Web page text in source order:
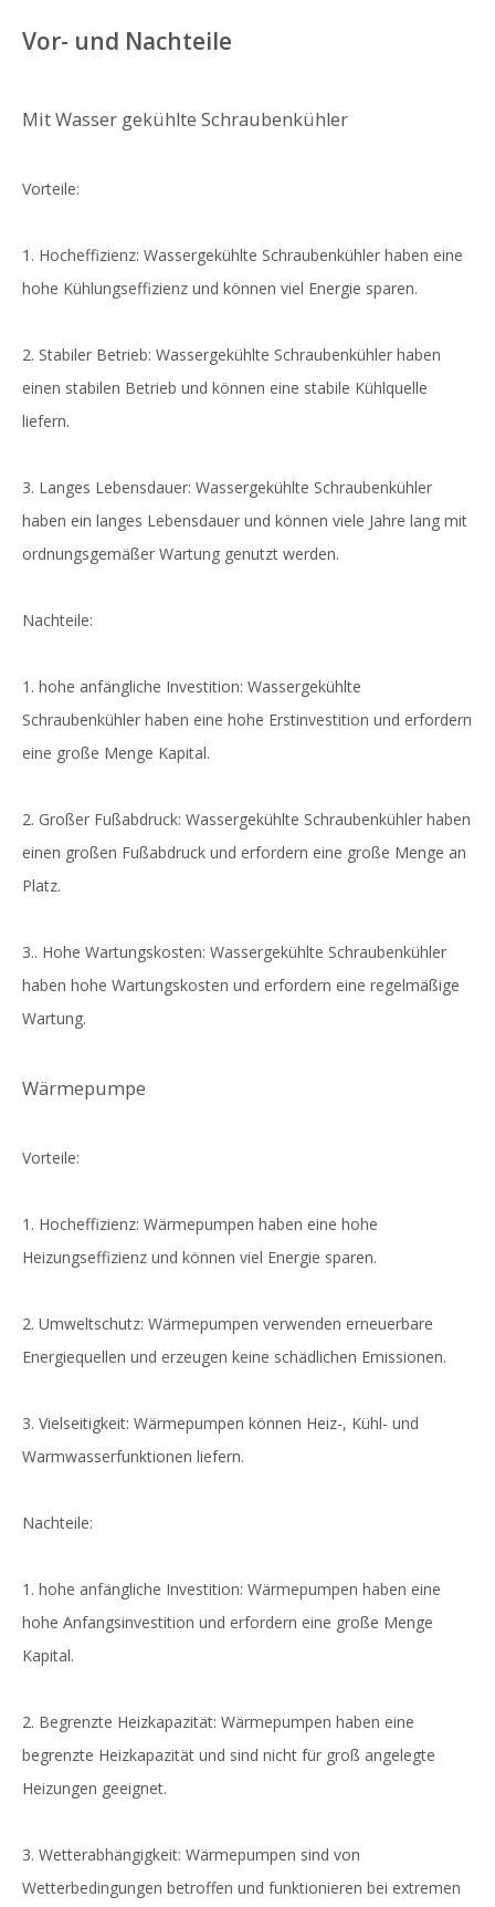
Vor- und Nachteile
Mit Wasser gekühlte Schraubenkühler
Vorteile:
1. Hocheffizienz: Wassergekühlte Schraubenkühler haben eine
hohe Kühlungseffizienz und können viel Energie sparen.
2. Stabiler Betrieb: Wassergekühlte Schraubenkühler haben
einen stabilen Betrieb und können eine stabile Kühlquelle
liefern.
3. Langes Lebensdauer: Wassergekühlte Schraubenkühler
haben ein langes Lebensdauer und können viele Jahre lang mit
ordnungsgemäßer Wartung genutzt werden.
Nachteile:
1. hohe anfängliche Investition: Wassergekühlte
Schraubenkühler haben eine hohe Erstinvestition und erfordern
eine große Menge Kapital.
2. Großer Fußabdruck: Wassergekühlte Schraubenkühler haben
einen großen Fußabdruck und erfordern eine große Menge an
Platz.
3.. Hohe Wartungskosten: Wassergekühlte Schraubenkühler
haben hohe Wartungskosten und erfordern eine regelmäßige
Wartung.
Wärmepumpe
Vorteile:
1. Hocheffizienz: Wärmepumpen haben eine hohe
Heizungseffizienz und können viel Energie sparen.
2. Umweltschutz: Wärmepumpen verwenden erneuerbare
Energiequellen und erzeugen keine schädlichen Emissionen.
3. Vielseitigkeit: Wärmepumpen können Heiz-, Kühl- und
Warmwasserfunktionen liefern.
Nachteile:
1. hohe anfängliche Investition: Wärmepumpen haben eine
hohe Anfangsinvestition und erfordern eine große Menge
Kapital.
2. Begrenzte Heizkapazität: Wärmepumpen haben eine
begrenzte Heizkapazität und sind nicht für groß angelegte
Heizungen geeignet.
3. Wetterabhängigkeit: Wärmepumpen sind von
Wetterbedingungen betroffen und funktionieren bei extremen